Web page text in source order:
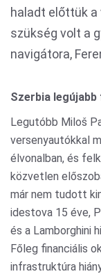
haladt előttük a
szükség volt a
navigátora,
Szerbia
Legutóbb Miloš
versenyautókkal
élvonalban, és
közvetlen
már nem tudott
idestova 15 éve,
és a Lamborghini
Főleg financiális
infrastruktúra